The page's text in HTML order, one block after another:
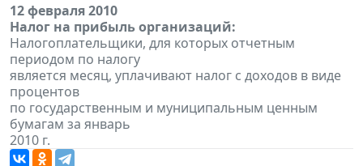
12 февраля 2010
Налог на прибыль организаций:
Налогоплательщики, для которых отчетным
периодом по налогу
является месяц, уплачивают налог с доходов в виде
процентов
по государственным и муниципальным ценным
бумагам за январь
2010 г.